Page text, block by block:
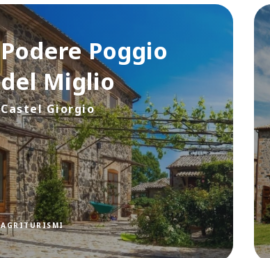
Podere Poggio
del Miglio
Castel Giorgio
AGRITURISMI